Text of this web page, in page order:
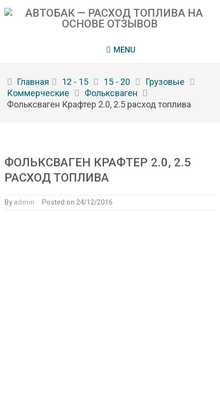
MENU
Главная 12 - 15 15 - 20
Грузовые
Коммерческие
Фольксваген
Фольксваген Крафтер 2.0, 2.5 расход топлива
ФОЛЬКСВАГЕН КРАФТЕР 2.0, 2.5
РАСХОД ТОПЛИВА
By admin Posted on 24/12/2016